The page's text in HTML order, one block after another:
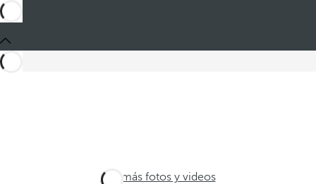
Ver más fotos y videos